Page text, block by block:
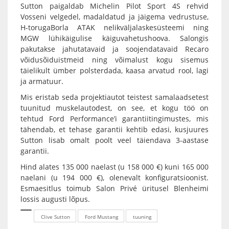
Sutton paigaldab Michelin Pilot Sport 4S rehvid
Vosseni velgedel, madaldatud ja jäigema vedrustuse,
H-torugaBorla ATAK nelikväljalaskesüsteemi ning
MGW lühikäigulise käiguvahetushoova. Salongis
pakutakse jahutatavaid ja soojendatavaid Recaro
võidusõiduistmeid ning võimalust kogu sisemus
täielikult ümber polsterdada, kaasa arvatud rool, lagi
ja armatuur.
Mis eristab seda projektiautot teistest samalaadsetest
tuunitud muskelautodest, on see, et kogu töö on
tehtud Ford Performance’i garantiitingimustes, mis
tähendab, et tehase garantii kehtib edasi, kusjuures
Sutton lisab omalt poolt veel täiendava 3-aastase
garantii.
Hind alates 135 000 naelast (u 158 000 €) kuni 165 000
naelani (u 194 000 €), olenevalt konfiguratsioonist.
Esmaesitlus toimub Salon Privé üritusel Blenheimi
lossis augusti lõpus.
Clive Sutton Ford Mustang tuuning